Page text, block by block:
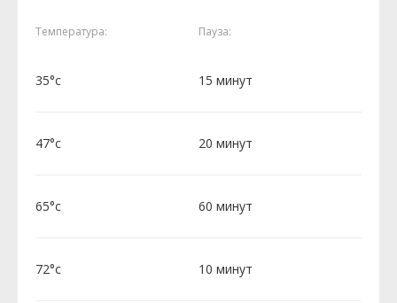
Температура: Пауза:
35°c 15 минут
47°c 20 минут
65°c 60 минут
72°c 10 минут